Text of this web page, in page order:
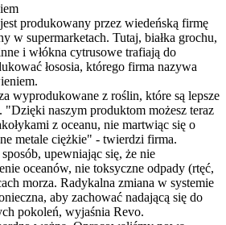
produkowany przez wiedeńską firmę
w supermarketach. Tutaj, białka grochu,
i włókna cytrusowe trafiają do
łososia, którego firma nazywa
wyprodukowane z roślin, które są lepsze
naszym produktom możesz teraz
z oceanu, nie martwiąc się o
metale ciężkie" - twierdzi firma.
upewniając się, że nie
oceanów, nie toksyczne odpady (rtęć,
morza. Radykalna zmiana w systemie
aby zachować nadającą się do
pokoleń, wyjaśnia Revo.